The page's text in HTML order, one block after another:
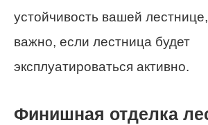
устойчивость вашей
важно, если лестница будет
эксплуатироваться активно.
Финишная отделка